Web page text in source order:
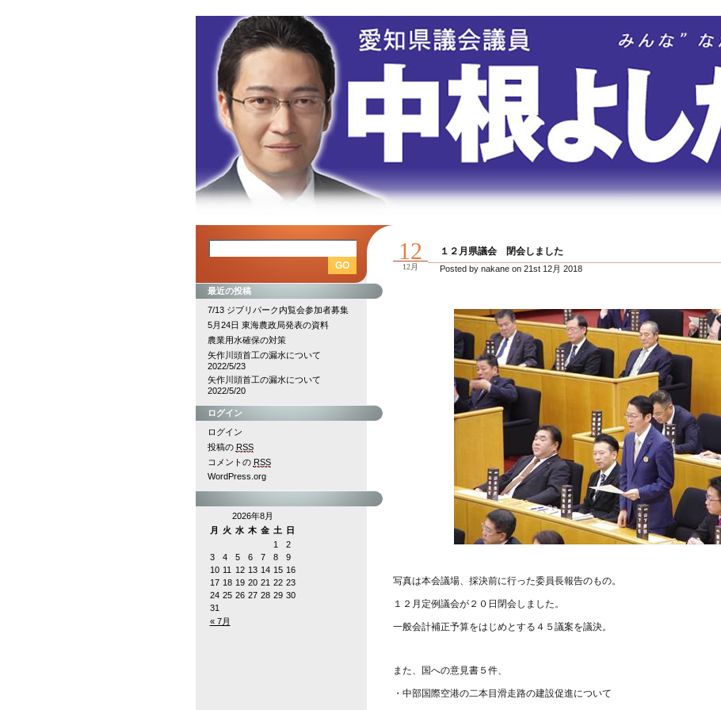
１２月県議会 閉会しました
Posted by nakane on 21st 12月 2018
写真は本会議場、採決前に行った委員長報告のもの。
１２月定例議会が２０日閉会しました。
一般会計補正予算をはじめとする４５議案を議決。
また、国への意見書５件、
・中部国際空港の二本目滑走路の建設促進について
12
12月
最近の投稿
7/13 ジブリパーク内覧会参加者募集
5月24日 東海農政局発表の資料
農業用水確保の対策
矢作川頭首工の漏水について
2022/5/23
矢作川頭首工の漏水について
2022/5/20
ログイン
ログイン
投稿の RSS
コメントの RSS
WordPress.org
2026年8月
月
火 水 木 金 土 日
« 7月
1
2
3
4 5 6 7 8
9
10 11 12 13 14 15 16
17 18 19 20 21 22 23
24 25 26 27 28 29 30
31